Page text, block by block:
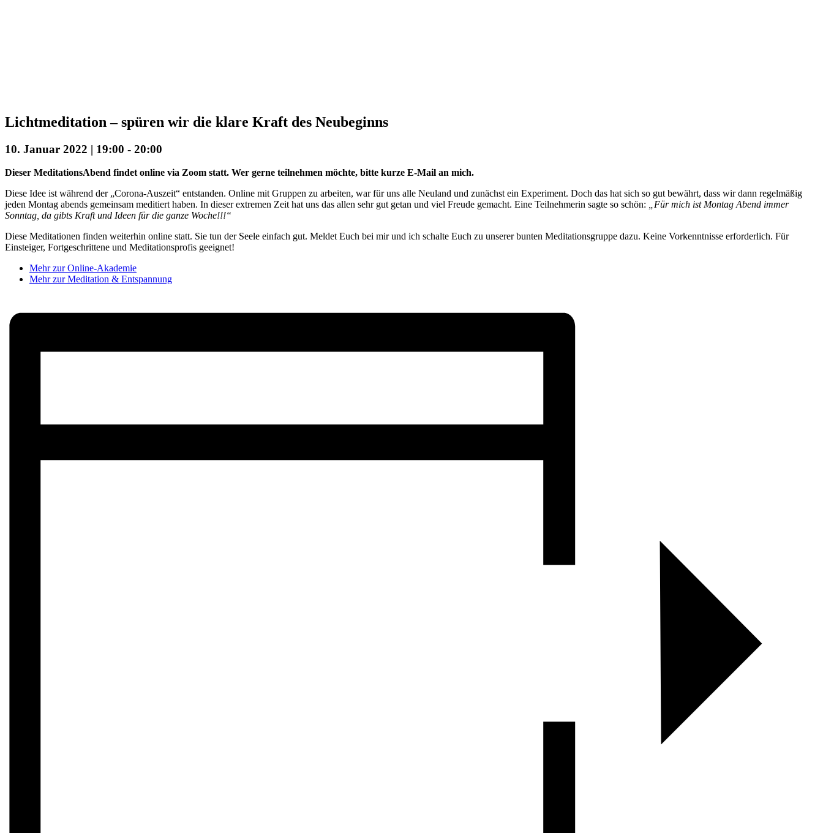
Lichtmeditation – spüren wir die klare Kraft des Neubeginns
10. Januar 2022 | 19:00 - 20:00
Dieser MeditationsAbend findet online via Zoom statt. Wer gerne teilnehmen möchte, bitte kurze E-Mail an mich.
Diese Idee ist während der „Corona-Auszeit“ entstanden. Online mit Gruppen zu arbeiten, war für uns alle Neuland und zunächst ein Experiment. Doch das hat sich so gut bewährt, dass wir dann regelmäßig
jeden Montag abends gemeinsam meditiert haben. In dieser extremen Zeit hat uns das allen sehr gut getan und viel Freude gemacht. Eine Teilnehmerin sagte so schön:
„Für mich ist Montag Abend immer
Sonntag, da gibts Kraft und Ideen für die ganze Woche!!!“
Diese Meditationen finden weiterhin online statt. Sie tun der Seele einfach gut. Meldet Euch bei mir und ich schalte Euch zu unserer bunten Meditationsgruppe dazu. Keine Vorkenntnisse erforderlich. Für
Einsteiger, Fortgeschrittene und Meditationsprofis geeignet!
Mehr zur Online-Akademie
Mehr zur Meditation & Entspannung